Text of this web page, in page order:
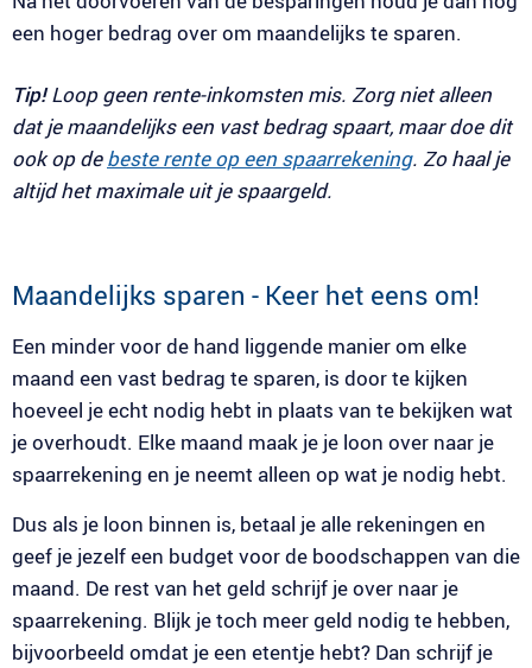
een hoger bedrag over om maandelijks te sparen.
Tip!Loop geen rente-inkomsten mis. Zorg niet alleen
dat je maandelijks een vast bedrag spaart, maar doe dit
ook op debeste rente op een spaarrekening. Zo haal je
altijd het maximale uit je spaargeld.
Maandelijks sparen - Keer het eens om!
Een minder voor de hand liggende manier om elke
maand een vast bedrag te sparen, is door te kijken
hoeveel je echt nodig hebt in plaats van te bekijken wat
je overhoudt. Elke maand maak je je loon over naar je
spaarrekening en je neemt alleen op wat je nodig hebt.
Dus als je loon binnen is, betaal je alle rekeningen en
geef je jezelf een budget voor de boodschappen van die
maand. De rest van het geld schrijf je over naar je
spaarrekening. Blijk je toch meer geld nodig te hebben,
bijvoorbeeld omdat je een etentje hebt? Dan schrijf je